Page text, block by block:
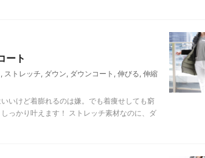
ート
, ストレッチ, ダウン, ダウンコート , 伸びる, 伸縮
いけど着膨れるのは嫌。でも着痩せしても窮
っかり叶えます！ ストレッチ素材なのに、ダ